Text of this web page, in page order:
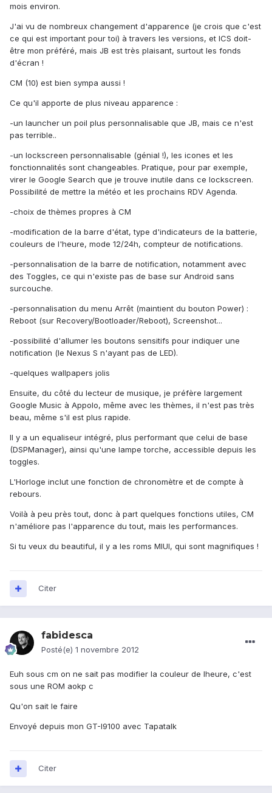
mois environ.
J'ai vu de nombreux changement d'apparence (je crois que c'est
ce qui est important pour toi) à travers les versions, et ICS doit-
être mon préféré, mais JB est très plaisant, surtout les fonds
d'écran !
CM (10) est bien sympa aussi !
Ce qu'il apporte de plus niveau apparence :
-un launcher un poil plus personnalisable que JB, mais ce n'est
pas terrible..
-un lockscreen personnalisable (génial !), les icones et les
fonctionnalités sont changeables. Pratique, pour par exemple,
virer le Google Search que je trouve inutile dans ce lockscreen.
Possibilité de mettre la météo et les prochains RDV Agenda.
-choix de thèmes propres à CM
-modification de la barre d'état, type d'indicateurs de la batterie,
couleurs de l'heure, mode 12/24h, compteur de notifications.
-personnalisation de la barre de notification, notamment avec
des Toggles, ce qui n'existe pas de base sur Android sans
surcouche.
-personnalisation du menu Arrêt (maintient du bouton Power) :
Reboot (sur Recovery/Bootloader/Reboot), Screenshot...
-possibilité d'allumer les boutons sensitifs pour indiquer une
notification (le Nexus S n'ayant pas de LED).
-quelques wallpapers jolis
Ensuite, du côté du lecteur de musique, je préfère largement
Google Music à Appolo, même avec les thèmes, il n'est pas très
beau, même s'il est plus rapide.
Il y a un equaliseur intégré, plus performant que celui de base
(DSPManager), ainsi qu'une lampe torche, accessible depuis les
toggles.
L'Horloge inclut une fonction de chronomètre et de compte à
rebours.
Voilà à peu près tout, donc à part quelques fonctions utiles, CM
n'améliore pas l'apparence du tout, mais les performances.
Si tu veux du beautiful, il y a les roms MIUI, qui sont magnifiques !
Citer
fabidesca
Posté(e) 1 novembre 2012
Euh sous cm on ne sait pas modifier la couleur de lheure, c'est
sous une ROM aokp c
Qu'on sait le faire
Envoyé depuis mon GT-I9100 avec Tapatalk
Citer